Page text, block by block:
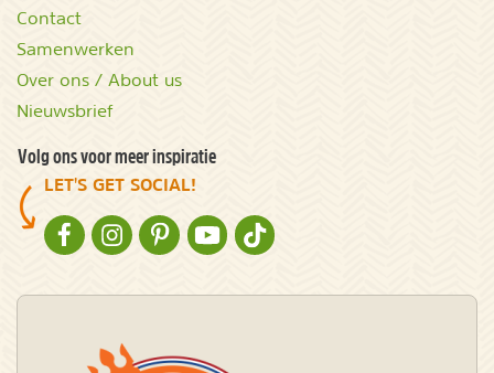
Contact
Samenwerken
Over ons / About us
Nieuwsbrief
Volg ons voor meer inspiratie
LET'S GET SOCIAL!
NATURESCANNER OP FACEBOOK
NATURESCANNER OP INSTAGRAM
NATURESCANNER OP PINTEREST
NATURESCANNER OP YOUTUBE
NATURESCANNER OP TIKTOK